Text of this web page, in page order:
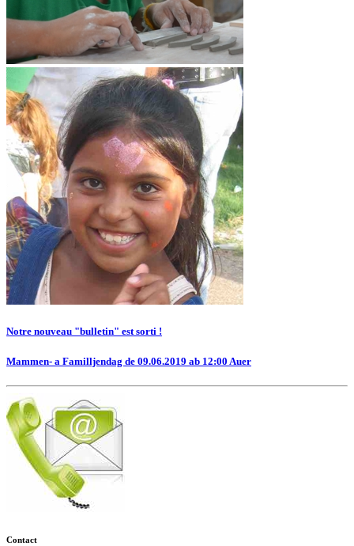
Notre nouveau "bulletin" est sorti !
Mammen- a Familljendag de 09.06.2019 ab 12:00 Auer
Contact